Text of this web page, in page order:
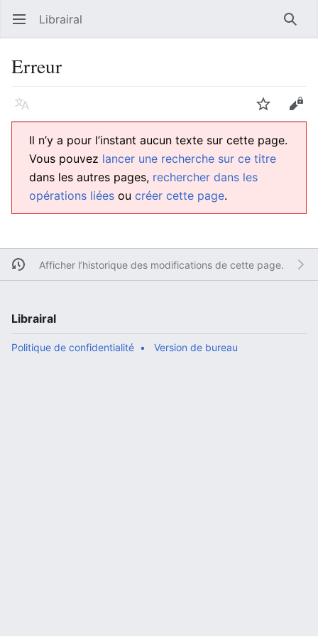
Ouvrir le menu principal Librairal
Erreur
Langue Suivre
Il n’y a pour l’instant aucun texte sur cette page.
Vous pouvez lancer une recherche sur ce titre
dans les autres pages, rechercher dans les
opérations liées ou créer cette page.
Afficher l’historique des modifications de cette page.
Librairal
Politique de confidentialité Version de bureau